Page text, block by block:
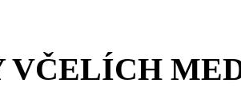
VČELÍCH